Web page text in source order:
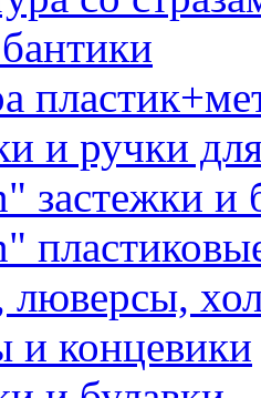
и ручки
застежки и
люверсы,
концевики